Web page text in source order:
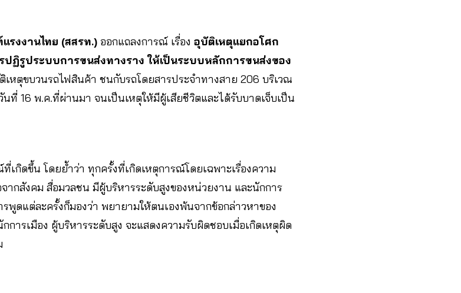
งงานไทย (สสรท.) ออกแถลงการณ์ เรื่อง อุบัติเหตุแยกอโศก
ปฏิรูประบบการขนส่งทางราง ให้เป็นระบบหลักการขนส่งของ
เหตุขบวนรถไฟสินค้า ชนกับรถโดยสารประจำทางสาย 206 บริเวณ
ที่ 16 พ.ค.ที่ผ่านมา จนเป็นเหตุให้มีผู้เสียชีวิตและได้รับบาดเจ็บเป็น
เกิดขึ้น โดยย้ำว่า ทุกครั้งที่เกิดเหตุการณ์โดยเฉพาะเรื่องความ
ากสังคม สื่อมวลชน มีผู้บริหารระดับสูงของหน่วยงาน และนักการ
พูดแต่ละครั้งก็มองว่า พยายามให้ตนเองพ้นจากข้อกล่าวหาของ
การเมือง ผู้บริหารระดับสูง จะแสดงความรับผิดชอบเมื่อเกิดเหตุผิด